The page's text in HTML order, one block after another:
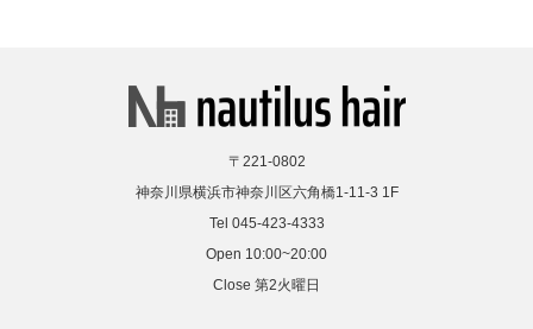
〒221-0802
神奈川県横浜市神奈川区六角橋1-11-3 1F
Tel 045-423-4333
Open 10:00~20:00
Close 第2火曜日